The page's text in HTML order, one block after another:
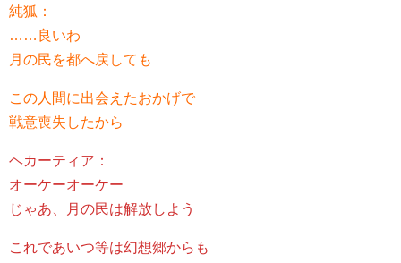
純狐：
……良いわ
月の民を都へ戻しても
この人間に出会えたおかげで
戦意喪失したから
ヘカーティア：
オーケーオーケー
じゃあ、月の民は解放しよう
これであいつ等は幻想郷からも